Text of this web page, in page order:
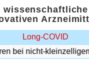
Long-COVID
nicht-kleinzelligem